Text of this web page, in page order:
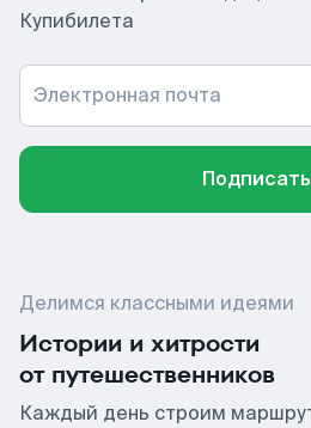
Купибилета
Электронная почта
Делимся классными идеями
Истории и хитрости
от путешественников
Каждый день строим